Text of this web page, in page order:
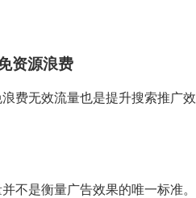
资源浪费
费无效流量也是提升搜索推广
不是衡量广告效果的唯一标准